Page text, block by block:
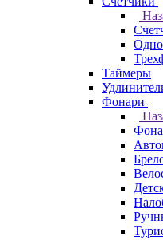
Таймеры
Фонари